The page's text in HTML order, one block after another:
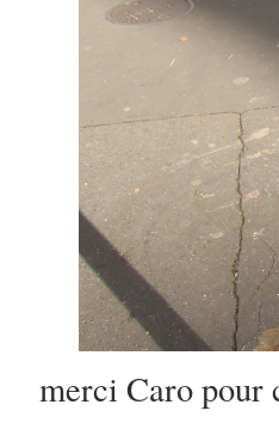
merci Caro pour